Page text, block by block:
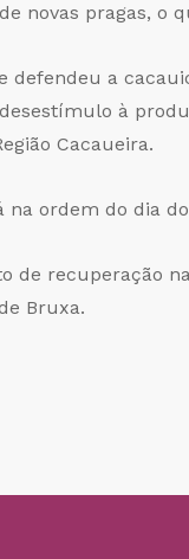
novas pragas, o
defendeu a
à
Cacaueira.
ordem do dia
de recuperação
Bruxa.